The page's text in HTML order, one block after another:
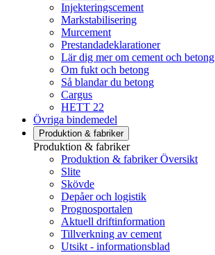
Injekteringscement
Markstabilisering
Murcement
Prestandadeklarationer
Lär dig mer om cement och betong
Om fukt och betong
Så blandar du betong
Cargus
HETT 22
Övriga bindemedel
Produktion & fabriker
Produktion & fabriker
Produktion & fabriker Översikt
Slite
Skövde
Depåer och logistik
Prognosportalen
Aktuell driftinformation
Tillverkning av cement
Utsikt - informationsblad